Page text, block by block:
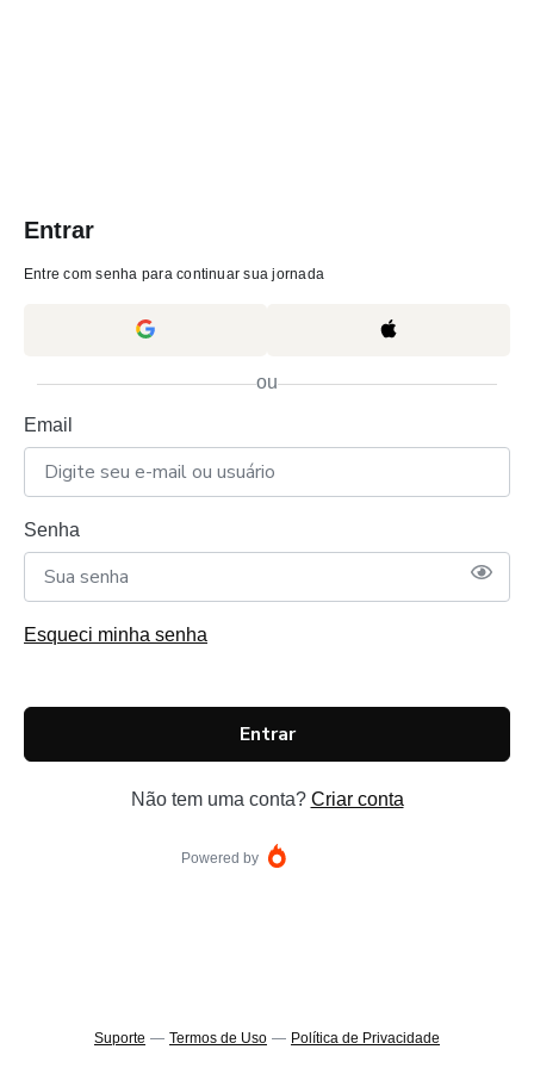
Entrar
Entre com senha para continuar sua jornada
ou
Email
Senha
Esqueci minha senha
Entrar
Não tem uma conta? Criar conta
Powered by
Suporte — Termos de Uso — Política de Privacidade